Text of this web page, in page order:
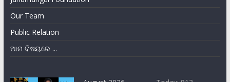
Our Team
Public Relation
ଆମ ବିଷୟରେ ...